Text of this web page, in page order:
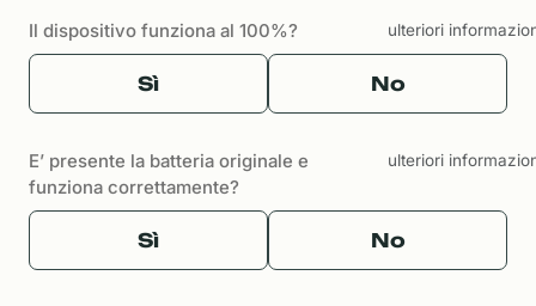
Il dispositivo funziona al 100%? ulteriori
Sì No
E’ presente la batteria originale e
funziona correttamente?
ulteriori
Sì No